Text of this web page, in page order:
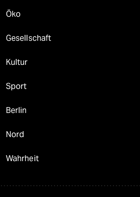
Öko
Gesellschaft
Kultur
Sport
Berlin
Nord
Wahrheit